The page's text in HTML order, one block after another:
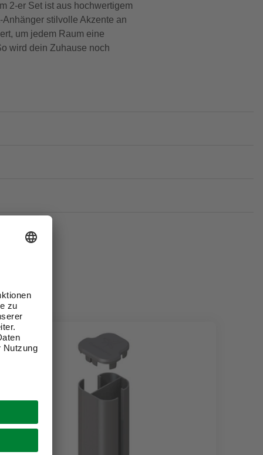
2-er Set ist aus hochwertigem
stilvolle Akzente an
um jedem Raum eine
wird dein Zuhause noch